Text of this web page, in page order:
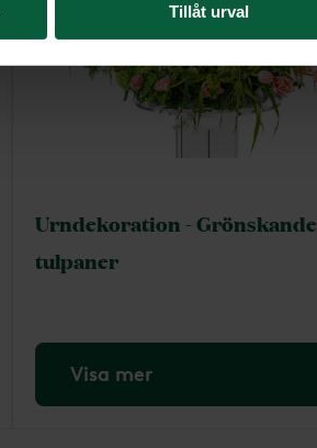
Tillåt urval
Urndekoration - Grönskande
tulpaner
Visa mer